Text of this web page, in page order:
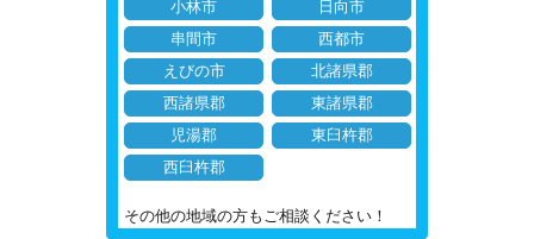
小林市
日向市
串間市
西都市
えびの市
北諸県郡
西諸県郡
東諸県郡
児湯郡
東臼杵郡
西臼杵郡
その他の地域の方もご相談ください！